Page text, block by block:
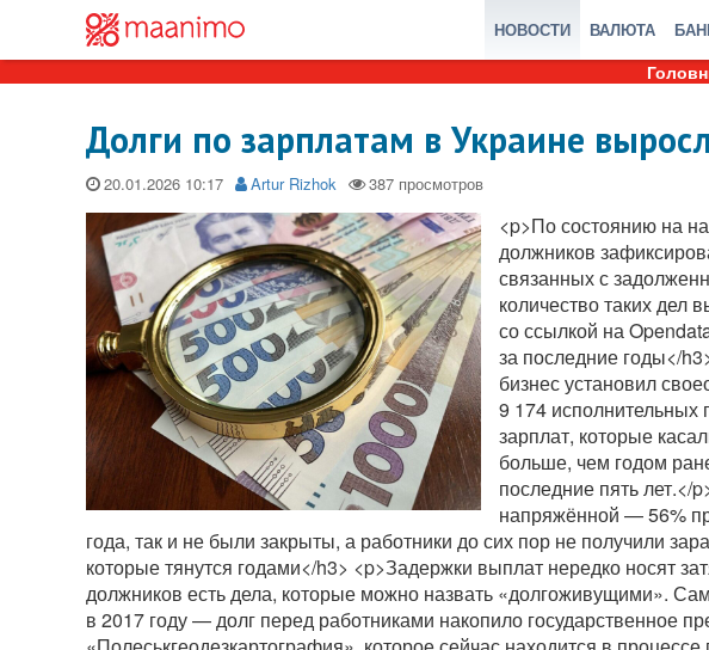
НОВОСТИ ВАЛЮТА
Долги по зарплатам в Украине
20.01.2026 Artur Rizhok
<p>По состоянию на
должников
связанных с
количество таких дел
со ссылкой на
за последние годы</
бизнес установил
9 174 исполнительных
зарплат, которые
больше, чем годом
последние пять лет.</
напряжённой — 56%
года, так и не были закрыты, а работники до сих пор не получили
которые тянутся годами</h3> <p>Задержки выплат нередко носят
должников есть дела, которые можно назвать «долгоживущими».
в 2017 году — долг перед работниками накопило государственное